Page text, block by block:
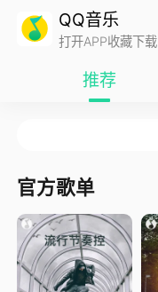
QQ音乐
打开APP收藏下载
推荐
官方歌单